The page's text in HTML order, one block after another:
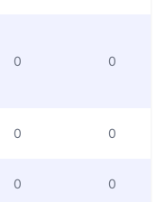
0 0
0 0
0 0